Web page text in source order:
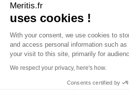
Offres d’emploi
La Culture de Meritis
Evènements
© 2017-
Meritis.fr
uses cookies !
With your consent, we use cookies to
and access personal information such as
your visit to this site, primarily for
We respect your privacy, here's how.
Consents certified by